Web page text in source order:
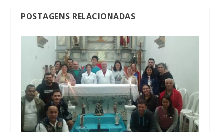
POSTAGENS RELACIONADAS